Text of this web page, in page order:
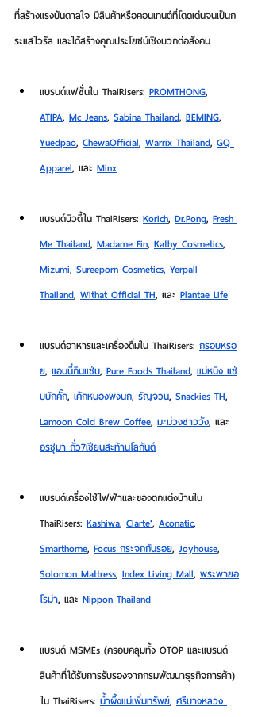
ที่สร้างแรงบันดาลใจ มีสินค้าหรือคอนเทนต์ที่โดดเด่นจนเป็นก
ระแสไวรัล และได้สร้างคุณประโยชน์เชิงบวกต่อสังคม
แบรนด์แฟชั่นใน ThaiRisers: PROMTHONG,
ATIPA, Mc Jeans, Sabina Thailand, BEMING,
Yuedpao, ChewaOfficial, Warrix Thailand, GQ
Apparel, และ Minx
แบรนด์บิวตี้ใน ThaiRisers: Korich, Dr.Pong, Fresh
Me Thailand, Madame Fin, Kathy Cosmetics,
Mizumi, Sureeporn Cosmetics, Yerpall
Thailand, Withat Official TH, และ Plantae Life
แบรนด์อาหารและเครื่องดื่มใน ThaiRisers: กรอบหรอ
ย, แอนนี่กินแซ่บ, Pure Foods Thailand, แม่หนิง แซ่
บบักคั๊ก, เค้กหนองพงนก, รัญจวน, Snackies TH,
Lamoon Cold Brew Coffee, มะม่วงชาววัง, และ
อรชุมา ถั่ว7เซียนสะท้านโลกันต์
แบรนด์เครื่องใช้ไฟฟ้าและของตกแต่งบ้านใน
ThaiRisers: Kashiwa, Clarte', Aconatic,
Smarthome, Focus กระจกกันรอย, Joyhouse,
Solomon Mattress, Index Living Mall, พระพายอ
โรม่า, และ Nippon Thailand
แบรนด์ MSMEs (ครอบคลุมทั้ง OTOP และแบรนด์
สินค้าที่ได้รับการรับรองจากกรมพัฒนาธุรกิจการค้า)
ใน ThaiRisers: น้ำผึ้งแม่เพิ่มทรัพย์, ศรีบางหลวง